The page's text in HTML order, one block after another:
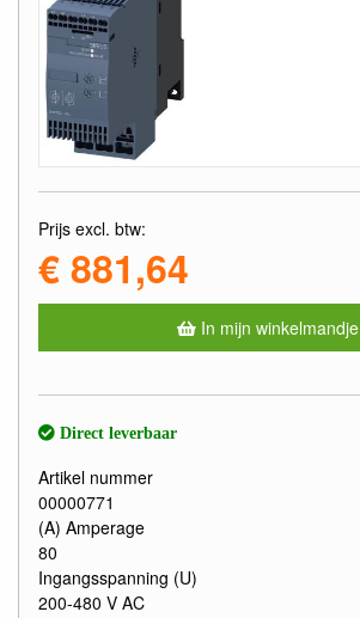
Prijs excl. btw:
€ 881,64
In mijn winkelmandje
Direct leverbaar
Artikel nummer
00000771
(A) Amperage
80
Ingangsspanning (U)
200-480 V AC